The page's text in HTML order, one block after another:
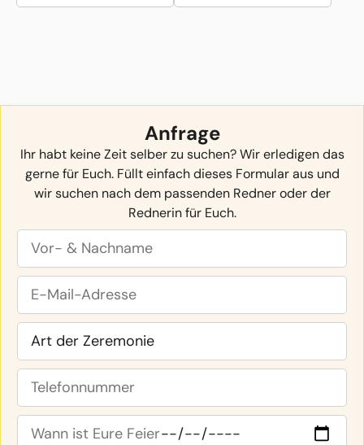
Anfrage
Ihr habt keine Zeit selber zu suchen? Wir erledigen das
gerne für Euch. Füllt einfach dieses Formular aus und
wir suchen nach dem passenden Redner oder der
Rednerin für Euch.